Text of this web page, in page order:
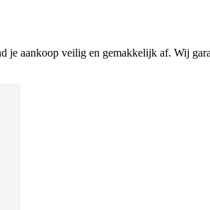
je aankoop veilig en gemakkelijk af. Wij